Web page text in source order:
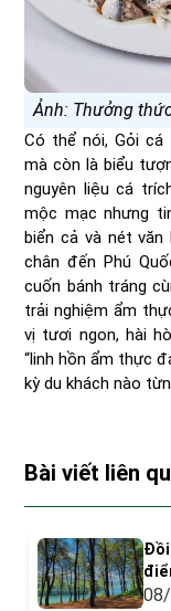
Ảnh: Thưởng
Có thể nói, Gỏi
mà còn là biểu
nguyên liệu cá
mộc mạc nhưng
biển cả và nét
chân đến Phú
cuốn bánh tráng
trải nghiệm ẩm
vị tươi ngon, hài
“linh hồn ẩm thực
kỳ du khách nào
Bài viết liên
Đồi